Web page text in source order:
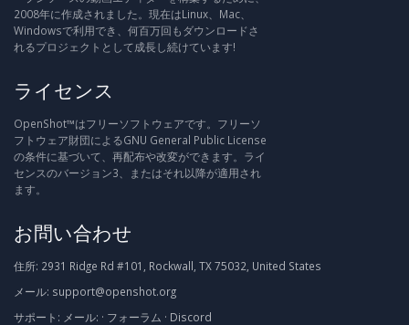
2008年に作成されました。現在はLinux、Mac、
Windowsで利用でき、何百万回もダウンロードさ
れるプロジェクトとして成長し続けています!
ライセンス
OpenShot™はフリーソフトウェアです。フリーソ
フトウェア財団によるGNU General Public License
の条件に基づいて、再配布や改変ができます。ライ
センスのバージョン3、またはそれ以降が適用され
ます。
お問い合わせ
住所: 2931 Ridge Rd #101, Rockwall, TX 75032, United States
メール: support@openshot.org
サポート: メール: · フォーラム · Discord